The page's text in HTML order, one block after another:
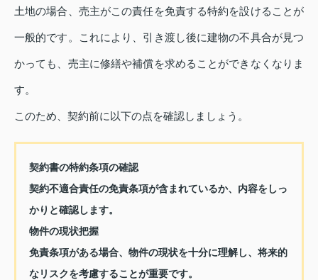
土地の場合、売主がこの責任を免責する特約を設けることが
一般的です。これにより、引き渡し後に建物の不具合が見つ
かっても、売主に修繕や補償を求めることができなくなりま
す。
このため、契約前に以下の点を確認しましょう。
契約書の特約条項の確認
契約不適合責任の免責条項が含まれているか、内容をしっ
かりと確認します。
物件の現状把握
免責条項がある場合、物件の現状を十分に理解し、将来的
なリスクを考慮することが重要です。